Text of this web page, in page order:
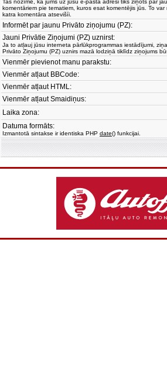
Tas nozīmē, ka jums uz jūsu e-pasta adresi tiks ziņots par
komentāriem pie tematiem, kuros esat komentējis jūs. To var
katra komentāra atsevišíi.
Informēt par jaunu Privāto ziņojumu (PZ):
Jauni Privātie Ziņojumi (PZ) uznirst:
Ja to atļauj jūsu interneta pārlūkprogrammas iestādījumi,
Privāto Ziņojumu (PZ) uznirs mazā lodziņā tiklīdz ziņojums
Vienmēr pievienot manu parakstu:
Vienmēr atļaut BBCode:
Vienmēr atļaut HTML:
Vienmēr atļaut Smaidiņus:
Laika zona:
Datuma formāts:
Izmantotā sintakse ir identiska PHP date() funkcijai.